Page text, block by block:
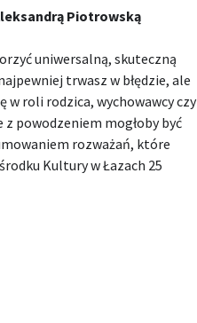
Piotrowską
uniwersalną, skuteczną
trwasz w błędzie, ale
w roli rodzica, wychowawcy czy
powodzeniem mogłoby być
rozważań, które
Kultury w Łazach 25